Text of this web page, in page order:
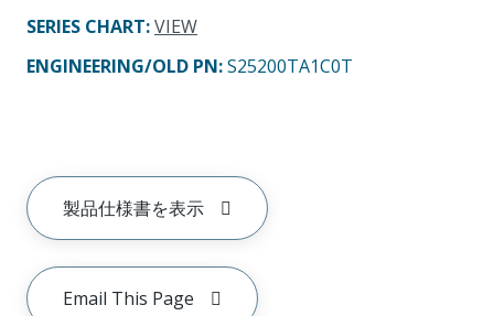
SERIES CHART:VIEW
ENGINEERING/OLD PN:S25200TA1C0T
製品仕様書を表示
Email This Page